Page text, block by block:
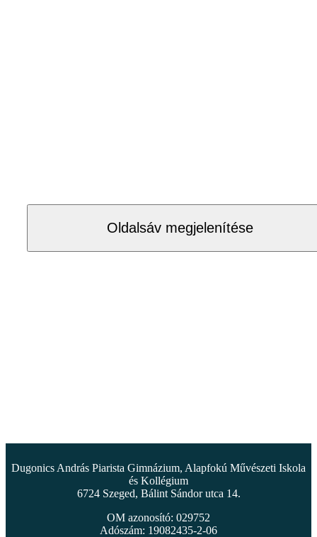
Oldalsáv megjelenítése
Dugonics András Piarista Gimnázium, Alapfokú Művészeti Iskola
és Kollégium
6724 Szeged, Bálint Sándor utca 14.
OM azonosító: 029752
Adószám: 19082435-2-06